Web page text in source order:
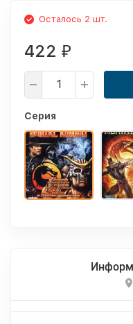
Осталось 2 шт.
422 ₽
Серия